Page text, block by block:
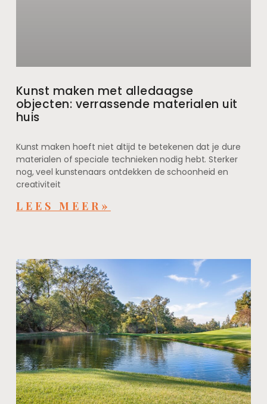
Kunst maken met alledaagse
objecten: verrassende materialen uit
huis
Kunst maken hoeft niet altijd te betekenen dat je dure
materialen of speciale technieken nodig hebt. Sterker
nog, veel kunstenaars ontdekken de schoonheid en
creativiteit
LEES MEER»